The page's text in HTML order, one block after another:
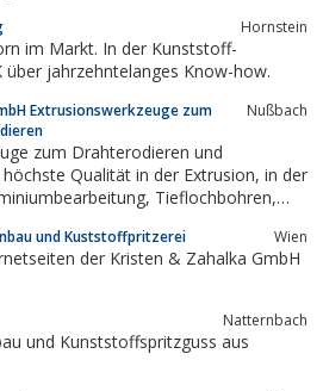
Hornstein
im Markt. In der Kunststoff-
über jahrzehntelanges Know-how.
Extrusionswerkzeuge zum
Nußbach
zum Drahterodieren und
Qualität in der Extrusion, in der
Tieflochbohren,
Durchlaufzeiten bei der
und Kuststoffpritzerei Wien
der Kristen & Zahalka GmbH
Natternbach
und Kunststoffspritzguss aus